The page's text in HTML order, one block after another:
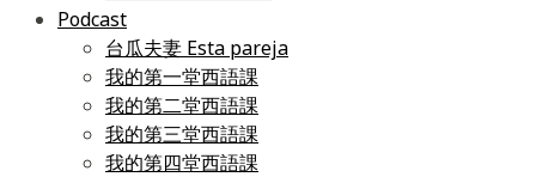
Podcast
台瓜夫妻 Esta pareja
我的第一堂西語課
我的第二堂西語課
我的第三堂西語課
我的第四堂西語課